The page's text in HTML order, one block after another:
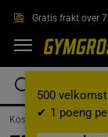
Gratis frakt over
500
✔ 1 poeng
Kosttilskudd /